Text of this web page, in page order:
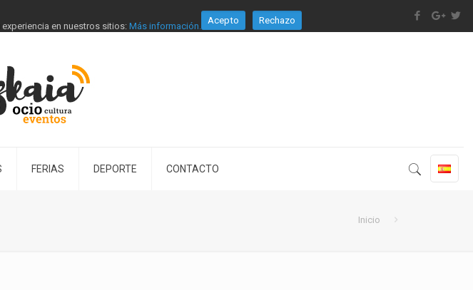
FERIAS DEPORTE CONTACTO
Inicio
en nuestros sitios: Más información. Acepto Rechazo